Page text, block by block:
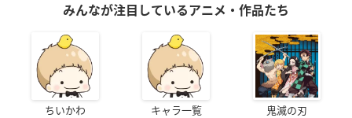
みんなが注目しているアニメ・作品たち
ちいかわ キャラ一覧 鬼滅の刃